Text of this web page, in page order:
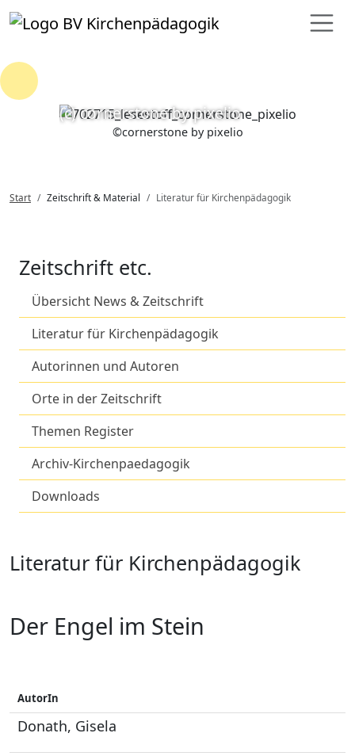
Loading...
©cornerstone by pixelio
(c) cornerstone by pixelio
Start Zeitschrift & Material Literatur für Kirchenpädagogik
Zeitschrift etc.
Übersicht News & Zeitschrift
Literatur für Kirchenpädagogik
Autorinnen und Autoren
Orte in der Zeitschrift
Themen Register
Archiv-Kirchenpaedagogik
Downloads
Literatur für Kirchenpädagogik
Der Engel im Stein
AutorIn
Donath, Gisela